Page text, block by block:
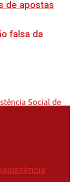
de apostas
falsa da